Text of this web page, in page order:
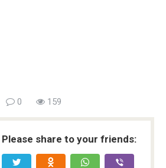
0 159
share to your friends: